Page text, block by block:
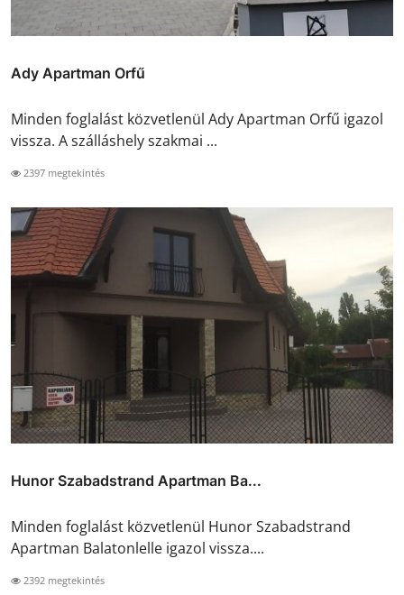
Ady Apartman Orfű
Minden foglalást közvetlenül Ady Apartman Orfű igazol
vissza. A szálláshely szakmai ...
2397 megtekintés
Hunor Szabadstrand Apartman Ba...
Minden foglalást közvetlenül Hunor Szabadstrand
Apartman Balatonlelle igazol vissza....
2392 megtekintés